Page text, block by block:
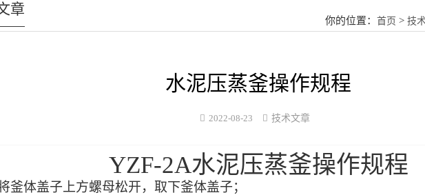
你的位置：首页 >技
章
水泥压蒸釜操作规程
2022-08-23 技术文章
YZF-2A水泥压蒸釜操作规程
釜体盖子上方螺母松开，取下釜体盖子；